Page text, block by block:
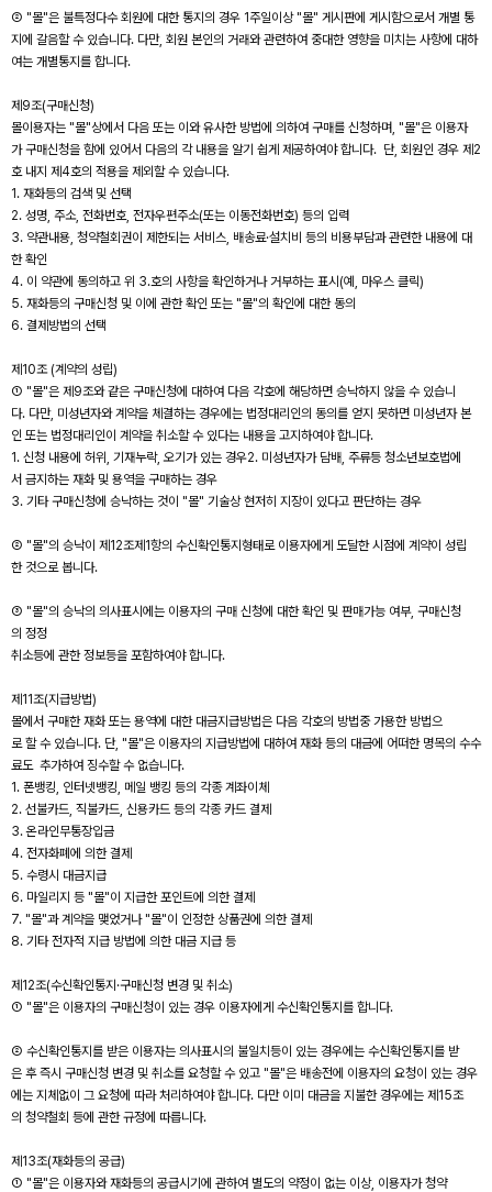
② "몰"은 불특정다수 회원에 대한 통지의 경우 1주일이상 "몰" 게시판에 게시함으로서 개별 통
지에 갈음할 수 있습니다. 다만, 회원 본인의 거래와 관련하여 중대한 영향을 미치는 사항에 대하
여는 개별통지를 합니다.
제9조(구매신청)
몰이용자는 "몰"상에서 다음 또는 이와 유사한 방법에 의하여 구매를 신청하며, "몰"은 이용자
가 구매신청을 함에 있어서 다음의 각 내용을 알기 쉽게 제공하여야 합니다. 단, 회원인 경우 제2
호 내지 제4호의 적용을 제외할 수 있습니다.
1. 재화등의 검색 및 선택
2. 성명, 주소, 전화번호, 전자우편주소(또는 이동전화번호) 등의 입력
3. 약관내용, 청약철회권이 제한되는 서비스, 배송료·설치비 등의 비용부담과 관련한 내용에 대
한 확인
4. 이 약관에 동의하고 위 3.호의 사항을 확인하거나 거부하는 표시(예, 마우스 클릭)
5. 재화등의 구매신청 및 이에 관한 확인 또는 "몰"의 확인에 대한 동의
6. 결제방법의 선택
제10조 (계약의 성립)
① "몰"은 제9조와 같은 구매신청에 대하여 다음 각호에 해당하면 승낙하지 않을 수 있습니
다. 다만, 미성년자와 계약을 체결하는 경우에는 법정대리인의 동의를 얻지 못하면 미성년자 본
인 또는 법정대리인이 계약을 취소할 수 있다는 내용을 고지하여야 합니다.
1. 신청 내용에 허위, 기재누락, 오기가 있는 경우2. 미성년자가 담배, 주류등 청소년보호법에
서 금지하는 재화 및 용역을 구매하는 경우
3. 기타 구매신청에 승낙하는 것이 "몰" 기술상 현저히 지장이 있다고 판단하는 경우
② "몰"의 승낙이 제12조제1항의 수신확인통지형태로 이용자에게 도달한 시점에 계약이 성립
한 것으로 봅니다.
③ "몰"의 승낙의 의사표시에는 이용자의 구매 신청에 대한 확인 및 판매가능 여부, 구매신청
의 정정
취소등에 관한 정보등을 포함하여야 합니다.
제11조(지급방법)
몰에서 구매한 재화 또는 용역에 대한 대금지급방법은 다음 각호의 방법중 가용한 방법으
로 할 수 있습니다. 단, "몰"은 이용자의 지급방법에 대하여 재화 등의 대금에 어떠한 명목의 수수
료도 추가하여 징수할 수 없습니다.
1. 폰뱅킹, 인터넷뱅킹, 메일 뱅킹 등의 각종 계좌이체
2. 선불카드, 직불카드, 신용카드 등의 각종 카드 결제
3. 온라인무통장입금
4. 전자화폐에 의한 결제
5. 수령시 대금지급
6. 마일리지 등 "몰"이 지급한 포인트에 의한 결제
7. "몰"과 계약을 맺었거나 "몰"이 인정한 상품권에 의한 결제
8. 기타 전자적 지급 방법에 의한 대금 지급 등
제12조(수신확인통지·구매신청 변경 및 취소)
① "몰"은 이용자의 구매신청이 있는 경우 이용자에게 수신확인통지를 합니다.
② 수신확인통지를 받은 이용자는 의사표시의 불일치등이 있는 경우에는 수신확인통지를 받
은 후 즉시 구매신청 변경 및 취소를 요청할 수 있고 "몰"은 배송전에 이용자의 요청이 있는 경우
에는 지체없이 그 요청에 따라 처리하여야 합니다. 다만 이미 대금을 지불한 경우에는 제15조
의 청약철회 등에 관한 규정에 따릅니다.
제13조(재화등의 공급)
① "몰"은 이용자와 재화등의 공급시기에 관하여 별도의 약정이 없는 이상, 이용자가 청약